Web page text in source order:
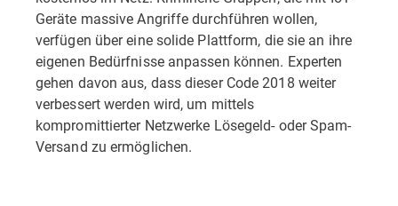
Geräte massive Angriffe durchführen wollen,
verfügen über eine solide Plattform, die sie an ihre
eigenen Bedürfnisse anpassen können. Experten
gehen davon aus, dass dieser Code 2018 weiter
verbessert werden wird, um mittels
kompromittierter Netzwerke Lösegeld- oder Spam-
Versand zu ermöglichen.